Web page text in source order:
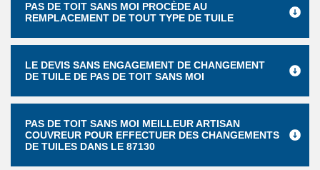
PAS DE TOIT SANS MOI PROCÈDE AU
REMPLACEMENT DE TOUT TYPE DE TUILE
LE DEVIS SANS ENGAGEMENT DE CHANGEMENT
DE TUILE DE PAS DE TOIT SANS MOI
PAS DE TOIT SANS MOI MEILLEUR ARTISAN
COUVREUR POUR EFFECTUER DES CHANGEMENTS
DE TUILES DANS LE 87130